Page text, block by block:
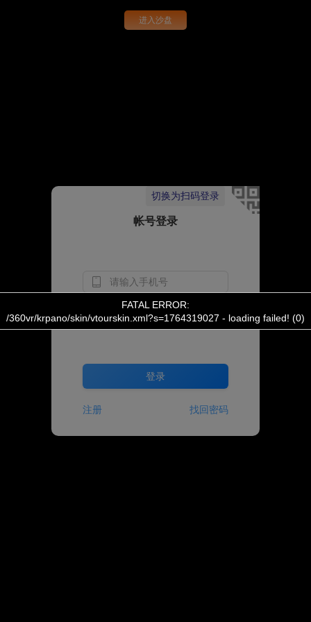
进入沙盘
FATAL ERROR:
/360vr/krpano/skin/vtourskin.xml?s=1764319027 - loading failed! (0)
切换为扫码登录
帐号登录
登录
注册 找回密码